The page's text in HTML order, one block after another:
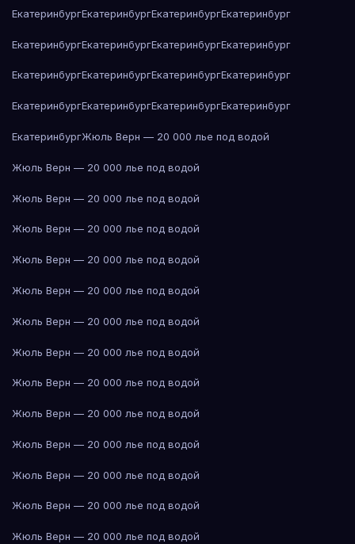
ЕкатеринбургЕкатеринбургЕкатеринбургЕкатеринбург
ЕкатеринбургЕкатеринбургЕкатеринбургЕкатеринбург
ЕкатеринбургЕкатеринбургЕкатеринбургЕкатеринбург
ЕкатеринбургЕкатеринбургЕкатеринбургЕкатеринбург
ЕкатеринбургЖюль Верн — 20 000 лье под водой
Жюль Верн — 20 000 лье под водой
Жюль Верн — 20 000 лье под водой
Жюль Верн — 20 000 лье под водой
Жюль Верн — 20 000 лье под водой
Жюль Верн — 20 000 лье под водой
Жюль Верн — 20 000 лье под водой
Жюль Верн — 20 000 лье под водой
Жюль Верн — 20 000 лье под водой
Жюль Верн — 20 000 лье под водой
Жюль Верн — 20 000 лье под водой
Жюль Верн — 20 000 лье под водой
Жюль Верн — 20 000 лье под водой
Жюль Верн — 20 000 лье под водой